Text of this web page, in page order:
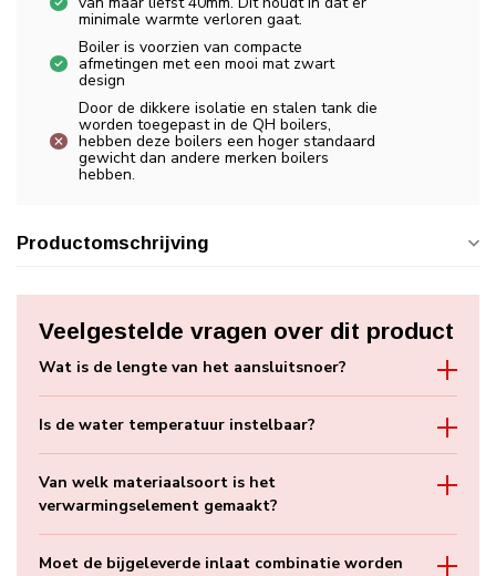
minimale warmte verloren gaat.
Boiler is voorzien van compacte
afmetingen met een mooi mat zwart
design
Door de dikkere isolatie en stalen tank die
worden toegepast in de QH boilers,
hebben deze boilers een hoger standaard
gewicht dan andere merken boilers
hebben.
Productomschrijving
Veelgestelde vragen over dit product
Wat is de lengte van het aansluitsnoer?
Is de water temperatuur instelbaar?
Van welk materiaalsoort is het
verwarmingselement gemaakt?
Moet de bijgeleverde inlaat combinatie worden